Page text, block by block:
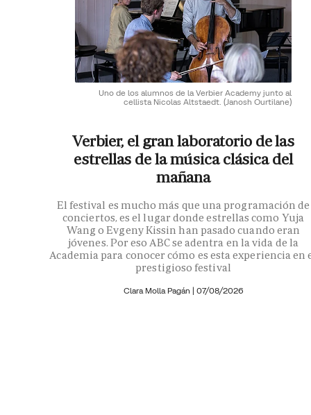
Uno de los alumnos de la Verbier Academy junto al
cellista Nicolas Altstaedt. (Janosh Ourtilane)
Verbier, el gran laboratorio de las
estrellas de la música clásica del
mañana
El festival es mucho más que una programación de
conciertos, es el lugar donde estrellas como Yuja
Wang o Evgeny Kissin han pasado cuando eran
jóvenes. Por eso ABC se adentra en la vida de la
Academia para conocer cómo es esta experiencia en
prestigioso festival
Clara Molla Pagán | 07/08/2026